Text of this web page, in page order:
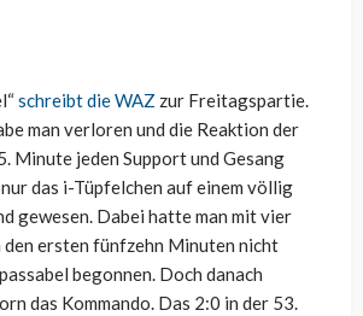
schreibt die WAZ zur Freitagspartie.
man verloren und die Reaktion der
Minute jeden Support und Gesang
das i-Tüpfelchen auf einem völlig
gewesen. Dabei hatte man mit vier
den ersten fünfzehn Minuten nicht
begonnen. Doch danach
das Kommando. Das 2:0 in der 53.